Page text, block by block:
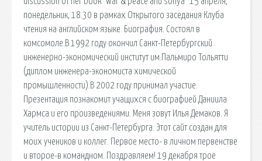
понедельник, 18.30 в рамках Открытого заседания Клуба
чтения на английском языке. Биография. Состоял в
комсомоле.В 1992 году окончил Санкт-Петербургский
инженерно-экономический институт им.Пальмиро Тольятти
(диплом инженера-экономиста химической
промышленности).В 2002 году принимал участие.
Презентация познакомит учащихся с биографией Даниила
Хармса и его произведениями. Меня зовут Илья Демаков. Я
учитель истории из Санкт-Петербурга. Этот сайт создан для
моих учеников и коллег. Первое место- в личном первенстве
и второе-в командном. Поздравляем! 19 декабря трое